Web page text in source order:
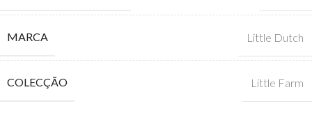
MARCA Little Dutch
COLECÇÃO Little Farm